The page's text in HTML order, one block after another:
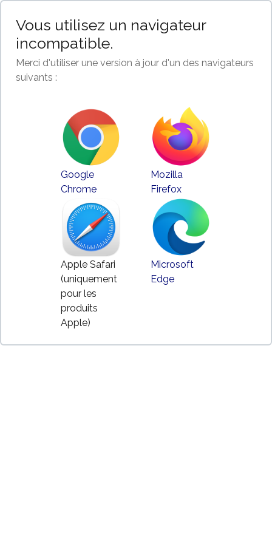
Vous utilisez un navigateur
incompatible.
Merci d'utiliser une version à jour d'un des navigateurs
suivants :
Google
Chrome
Mozilla
Firefox
Apple Safari
(uniquement
pour les
produits
Apple)
Microsoft
Edge